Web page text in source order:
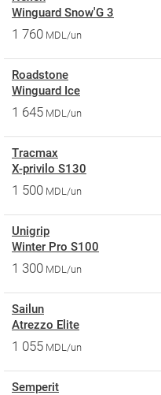
Winguard Snow'G 3
1 760 MDL/un
Roadstone
Winguard Ice
1 645 MDL/un
Tracmax
X-privilo S130
1 500 MDL/un
Unigrip
Winter Pro S100
1 300 MDL/un
Sailun
Atrezzo Elite
1 055 MDL/un
Semperit